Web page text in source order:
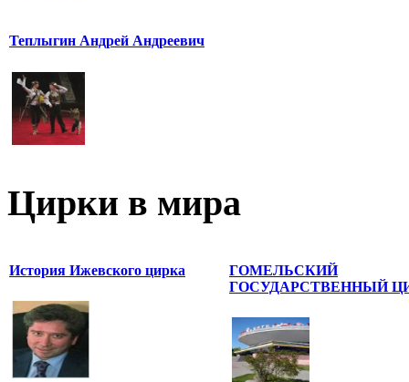
Теплыгин Андрей Андреевич
Цирки в мира
История Ижевского цирка
ГОМЕЛЬСКИЙ
ГОСУДАРСТВЕННЫЙ